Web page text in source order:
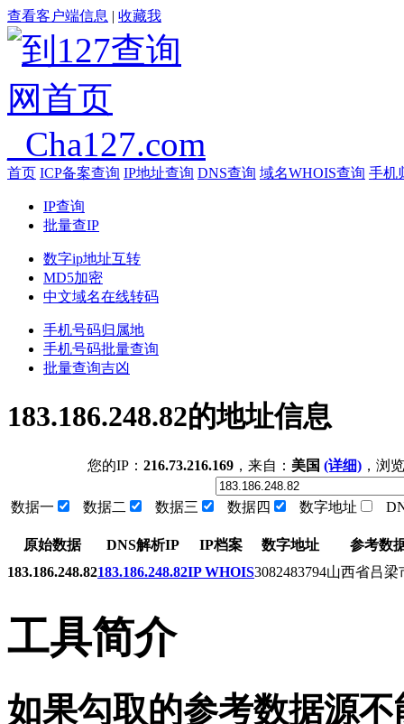
查看客户端信息 | 收藏我
首页 ICP备案查询 IP地址查询 DNS查询 域名WHOIS查询 手机
IP查询
批量查IP
数字ip地址互转
MD5加密
中文域名在线转码
手机号码归属地
手机号码批量查询
批量查询吉凶
183.186.248.82的地址信息
您的IP： 216.73.216.169 ，来自： 美国 (详细) ，浏
数据一 数据二 数据三 数据四 数字地址
原始数据 DNS解析IP IP档案 数字地址
参考数
183.186.248.82183.186.248.82IP WHOIS3082483794山西省吕梁
工具简介
如果勾取的参考数据源